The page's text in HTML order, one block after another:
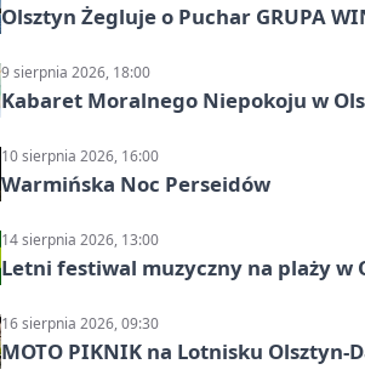
Olsztyn Żegluje o Puchar GRUPA
9 sierpnia 2026, 18:00
Kabaret Moralnego Niepokoju w
10 sierpnia 2026, 16:00
Warmińska Noc Perseidów
14 sierpnia 2026, 13:00
Letni festiwal muzyczny na plaży w
16 sierpnia 2026, 09:30
MOTO PIKNIK na Lotnisku